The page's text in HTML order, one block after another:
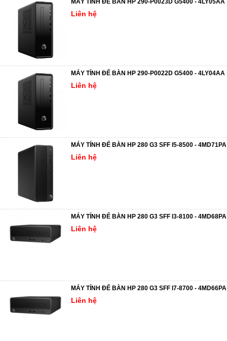
MÁY TÍNH ĐỂ BÀN HP 290-P0023D G5400 - 4LY05AA
Liên hệ
MÁY TÍNH ĐỂ BÀN HP 290-P0022D G5400 - 4LY04AA
Liên hệ
MÁY TÍNH ĐỂ BÀN HP 280 G3 SFF I5-8500 - 4MD71PA
Liên hệ
MÁY TÍNH ĐỂ BÀN HP 280 G3 SFF I3-8100 - 4MD68PA
Liên hệ
MÁY TÍNH ĐỂ BÀN HP 280 G3 SFF I7-8700 - 4MD66PA
Liên hệ